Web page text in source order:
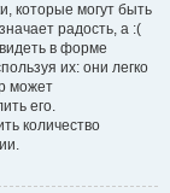
которые могут быть
радость, а :(
в форме
их: они легко
может
его.
количество